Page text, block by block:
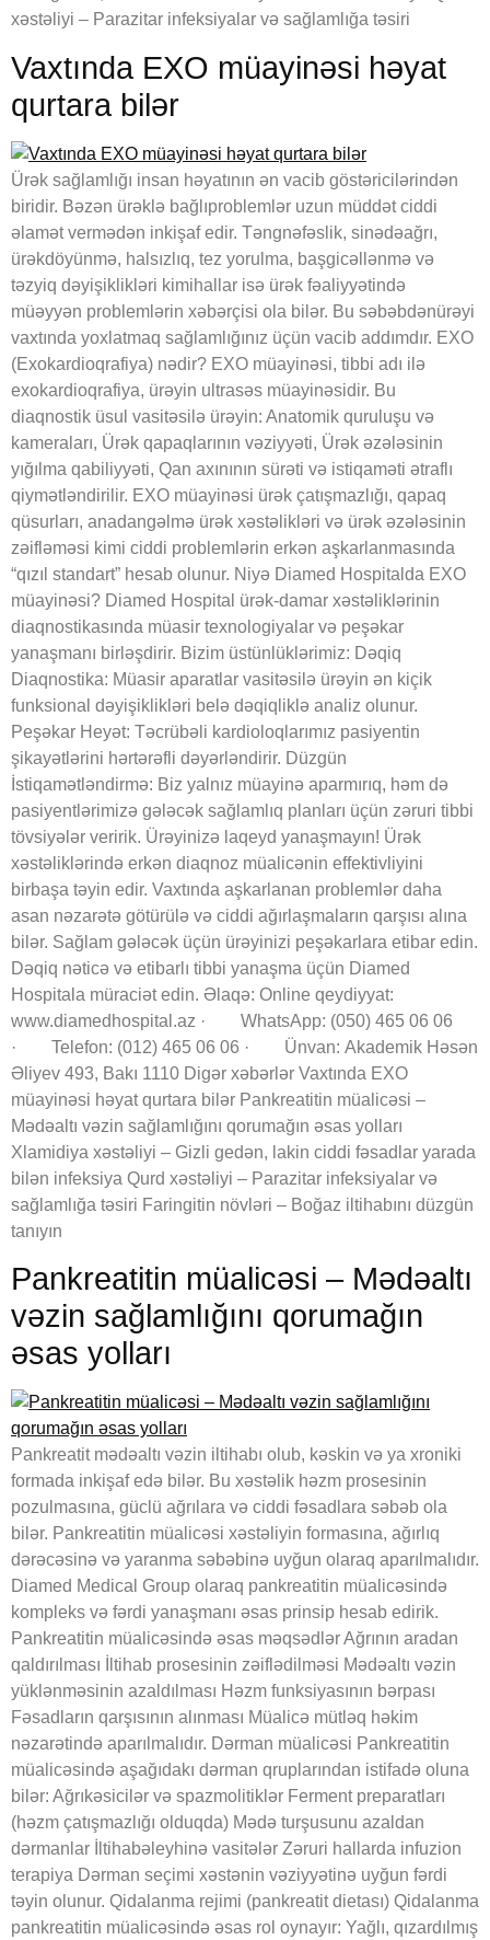
xəstəliyi – Parazitar infeksiyalar və sağlamlığa təsiri
Vaxtında EXO müayinəsi həyat
qurtara bilər
Ürək sağlamlığı insan həyatının ən vacib göstəricilərindən
biridir. Bəzən ürəklə bağlıproblemlər uzun müddət ciddi
əlamət vermədən inkişaf edir. Təngnəfəslik, sinədəağrı,
ürəkdöyünmə, halsızlıq, tez yorulma, başgicəllənmə və
təzyiq dəyişiklikləri kimihallar isə ürək fəaliyyətində
müəyyən problemlərin xəbərçisi ola bilər. Bu səbəbdənürəyi
vaxtında yoxlatmaq sağlamlığınız üçün vacib addımdır. EXO
(Exokardioqrafiya) nədir? EXO müayinəsi, tibbi adı ilə
exokardioqrafiya, ürəyin ultrasəs müayinəsidir. Bu
diaqnostik üsul vasitəsilə ürəyin: Anatomik quruluşu və
kameraları, Ürək qapaqlarının vəziyyəti, Ürək əzələsinin
yığılma qabiliyyəti, Qan axınının sürəti və istiqaməti ətraflı
qiymətləndirilir. EXO müayinəsi ürək çatışmazlığı, qapaq
qüsurları, anadangəlmə ürək xəstəlikləri və ürək əzələsinin
zəifləməsi kimi ciddi problemlərin erkən aşkarlanmasında
“qızıl standart” hesab olunur. Niyə Diamed Hospitalda EXO
müayinəsi? Diamed Hospital ürək-damar xəstəliklərinin
diaqnostikasında müasir texnologiyalar və peşəkar
yanaşmanı birləşdirir. Bizim üstünlüklərimiz: Dəqiq
Diaqnostika: Müasir aparatlar vasitəsilə ürəyin ən kiçik
funksional dəyişiklikləri belə dəqiqliklə analiz olunur.
Peşəkar Heyət: Təcrübəli kardioloqlarımız pasiyentin
şikayətlərini hərtərəfli dəyərləndirir. Düzgün
İstiqamətləndirmə: Biz yalnız müayinə aparmırıq, həm də
pasiyentlərimizə gələcək sağlamlıq planları üçün zəruri tibbi
tövsiyələr veririk. Ürəyinizə laqeyd yanaşmayın! Ürək
xəstəliklərində erkən diaqnoz müalicənin effektivliyini
birbaşa təyin edir. Vaxtında aşkarlanan problemlər daha
asan nəzarətə götürülə və ciddi ağırlaşmaların qarşısı alına
bilər. Sağlam gələcək üçün ürəyinizi peşəkarlara etibar edin.
Dəqiq nəticə və etibarlı tibbi yanaşma üçün Diamed
Hospitala müraciət edin. Əlaqə: Online qeydiyyat:
www.diamedhospital.az · WhatsApp: (050) 465 06 06
· Telefon: (012) 465 06 06 · Ünvan: Akademik Həsən
Əliyev 493, Bakı 1110 Digər xəbərlər Vaxtında EXO
müayinəsi həyat qurtara bilər Pankreatitin müalicəsi –
Mədəaltı vəzin sağlamlığını qorumağın əsas yolları
Xlamidiya xəstəliyi – Gizli gedən, lakin ciddi fəsadlar yarada
bilən infeksiya Qurd xəstəliyi – Parazitar infeksiyalar və
sağlamlığa təsiri Faringitin növləri – Boğaz iltihabını düzgün
tanıyın
Pankreatitin müalicəsi – Mədəaltı
vəzin sağlamlığını qorumağın
əsas yolları
Pankreatit mədəaltı vəzin iltihabı olub, kəskin və ya xroniki
formada inkişaf edə bilər. Bu xəstəlik həzm prosesinin
pozulmasına, güclü ağrılara və ciddi fəsadlara səbəb ola
bilər. Pankreatitin müalicəsi xəstəliyin formasına, ağırlıq
dərəcəsinə və yaranma səbəbinə uyğun olaraq aparılmalıdır.
Diamed Medical Group olaraq pankreatitin müalicəsində
kompleks və fərdi yanaşmanı əsas prinsip hesab edirik.
Pankreatitin müalicəsində əsas məqsədlər Ağrının aradan
qaldırılması İltihab prosesinin zəiflədilməsi Mədəaltı vəzin
yüklənməsinin azaldılması Həzm funksiyasının bərpası
Fəsadların qarşısının alınması Müalicə mütləq həkim
nəzarətində aparılmalıdır. Dərman müalicəsi Pankreatitin
müalicəsində aşağıdakı dərman qruplarından istifadə oluna
bilər: Ağrıkəsicilər və spazmolitiklər Ferment preparatları
(həzm çatışmazlığı olduqda) Mədə turşusunu azaldan
dərmanlar İltihabəleyhinə vasitələr Zəruri hallarda infuzion
terapiya Dərman seçimi xəstənin vəziyyətinə uyğun fərdi
təyin olunur. Qidalanma rejimi (pankreatit dietası) Qidalanma
pankreatitin müalicəsində əsas rol oynayır: Yağlı, qızardılmış